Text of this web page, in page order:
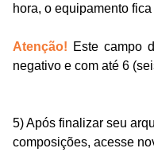
hora, o equipamento
Atenção! Este campo
negativo e com até 6
5) Após finalizar seu
composições, acesse